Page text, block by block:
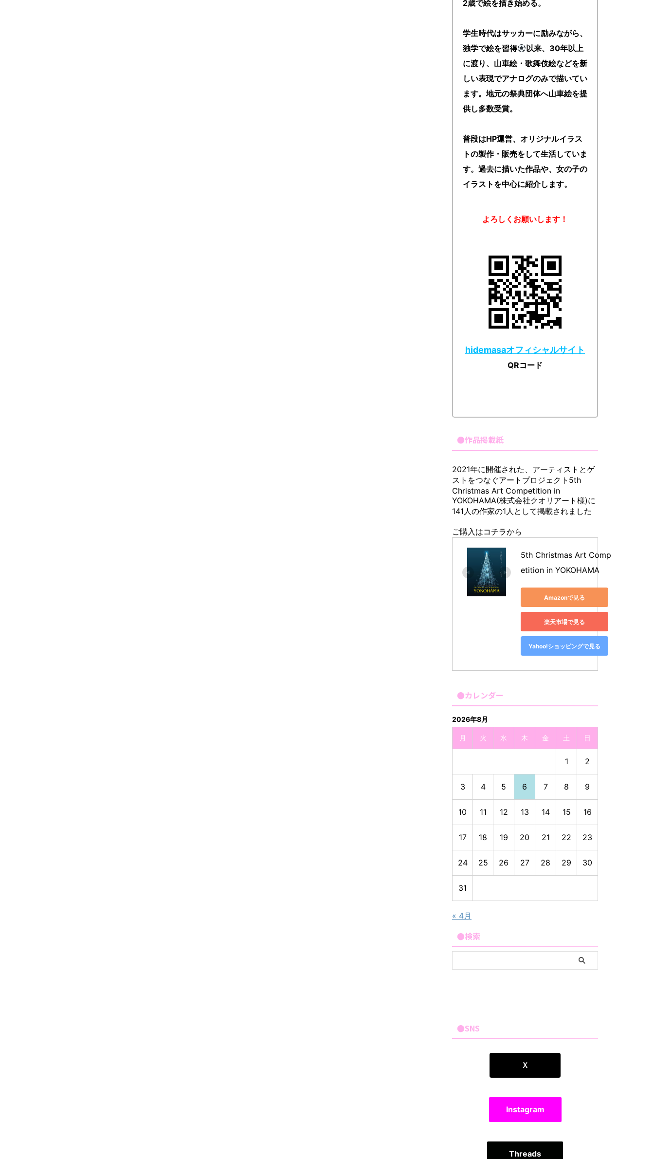
2歳で絵を描き始める。
学生時代はサッカーに励みながら、
独学で絵を習得
以来、30年以上
に渡り、山車絵・歌舞伎絵などを新
しい表現でアナログのみで描いてい
ます。地元の祭典団体へ山車絵を提
供し多数受賞。
普段はHP運営、オリジナルイラス
トの製作・販売をして生活していま
す。過去に描いた作品や、女の子の
イラストを中心に紹介します。
よろしくお願いします！
hidemasaオフィシャルサイト
QRコード
●作品掲載紙
2021年に開催された、アーティストとゲ
ストをつなぐアートプロジェクト5th
Christmas Art Competition in
YOKOHAMA(株式会社クオリアート様)に
141人の作家の1人として掲載されました
ご購入はコチラから
5th Christmas Art Comp
etition in YOKOHAMA
Amazonで見る
楽天市場で見る
Yahoo!ショッピングで見る
●カレンダー
2026年8月
月 火 水 木 金 土 日
1 2
3 4 5 6 7 8 9
10 11 12 13 14 15 16
17 18 19 20 21 22 23
24 25 26 27 28 29 30
31
« 4月
●検索
●SNS
Ｘ
Instagram
Threads